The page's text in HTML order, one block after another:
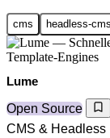
cms headless-cms
Lume
Open Source
CMS & Headless